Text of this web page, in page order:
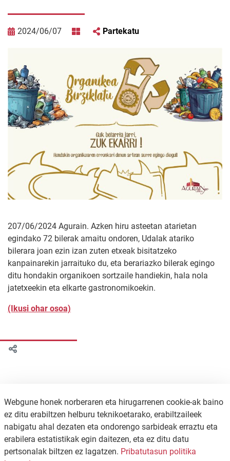
2024/06/07 Partekatu
207/06/2024 Agurain. Azken hiru asteetan atarietan
egindako 72 bilerak amaitu ondoren, Udalak atariko
bilerara joan ezin izan zuten etxeak bisitatzeko
kanpainarekin jarraituko du, eta berariazko bilerak egingo
ditu hondakin organikoen sortzaile handiekin, hala nola
jatetxeekin eta elkarte gastronomikoekin.
(Ikusi ohar osoa)
Webgune honek norberaren eta hirugarrenen cookie-ak baino
ez ditu erabiltzen helburu teknikoetarako, erabiltzaileek
nabigatu ahal dezaten eta ondorengo sarbideak erraztu eta
erabilera estatistikak egin daitezen, eta ez ditu datu
pertsonalak biltzen ez lagatzen. Pribatutasun politika